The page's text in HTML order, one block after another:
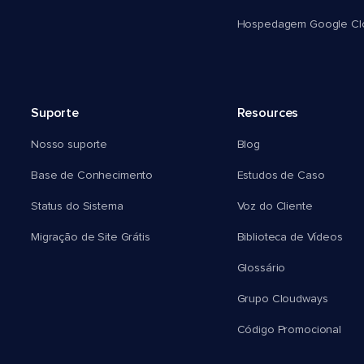
Hospedagem Google
Suporte
Nosso suporte
Base de Conhecimento
Status do Sistema
Migração de Site Grátis
Resources
Blog
Estudos de Caso
Voz do Cliente
Biblioteca de Vídeos
Glossário
Grupo Cloudways
Código Promocional